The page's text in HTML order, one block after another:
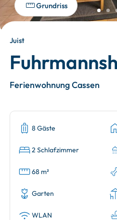
Grundriss
Juist
Ferienwohnung Cassen
8 Gäste
2 Schlafzimmer
68 m²
Garten
WLAN